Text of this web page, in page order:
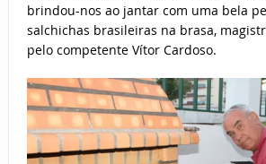
brindou-nos ao jantar com uma bela
salchichas brasileiras na brasa,
pelo competente Vítor Cardoso.